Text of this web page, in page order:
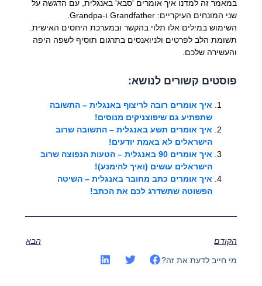
במאמר זה למדנו איך אומרים 'סבא' באנגלית, עם הדגשה על
שני המונחים העיקריים: Grandfather ו-Grandpa.
השימוש במילים אלו תלוי בהקשר ובמערכת היחסים האישית.
תשומת הלב לפרטים ולניואנסים בתרגום תוסיף לשפה היפה
והעשירה שלכם.
פוסטים קשורים לנושא:
איך אומרים רובה לריצוף באנגלית – התשובה
שתפתיע גם שיפוצניקים מנוסים!
איך אומרים תשע באנגלית – התשובה שרוב
הישראלים לא באמת יודעים!
איך אומרים 90 באנגלית – הטעות הנפוצה שרוב
הישראלים עושים (ואיך להימנע)!
איך אומרים כתב מחובר באנגלית – השיטה
הפשוטה שתשדרג לכם את הכתב!
הקודם הבא
מי חייב לדעת את זה?